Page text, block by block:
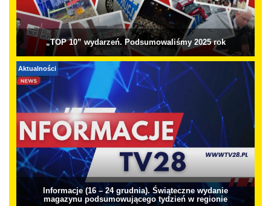
„TOP 10” wydarzeń. Podsumowaliśmy 2025 rok
Aktualności
Informacje (16 – 24 grudnia). Świąteczne wydanie
magazynu podsumowującego tydzień w regionie